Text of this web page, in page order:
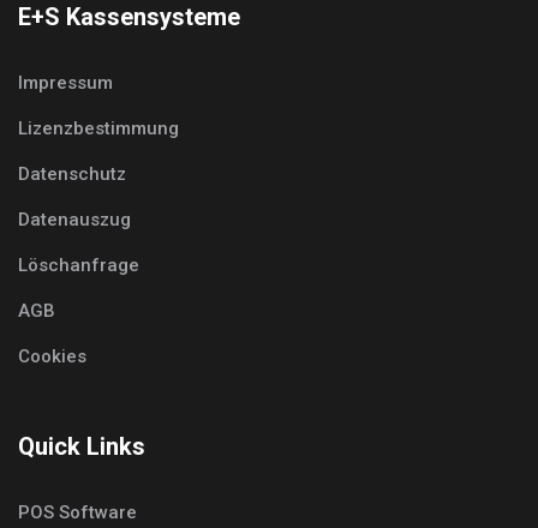
E+S Kassensysteme
Impressum
Lizenzbestimmung
Datenschutz
Datenauszug
Löschanfrage
AGB
Cookies
Quick Links
POS Software